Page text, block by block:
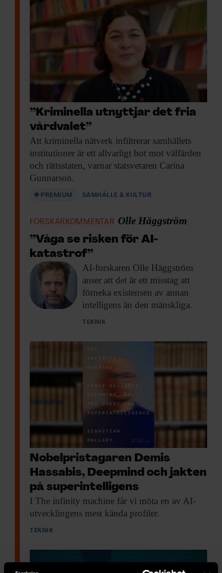
”Kriminella utnyttjar det fria
vårdvalet”
Att kriminella nätverk infiltrerar samhällets
institutioner är ett allvarligt hot mot välfärden
och rättsstaten, varnar statsvetaren Carina
Gunnarson.
PREMIUM SAMHÄLLE & KULTUR
FORSKARKOMMENTAR Olle Häggström
”Våga se risken för AI-
katastrof”
AI-forskaren Olle Häggström
anser att det är ett misstag att
förneka existensen av annan
intelligens än den mänskliga.
TEKNIK
Nobelpristagaren Demis
Hassabis, Deepmind och jakten
på superintelligens
I The infinity machine får vi möta en av AI-
utvecklingens mest kända profiler.
TEKNIK